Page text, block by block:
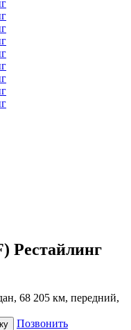
Рестайлинг
68 205 км, передний,
Позвонить